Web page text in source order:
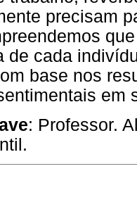
precisam
de cada
base nos
em
: Professor.